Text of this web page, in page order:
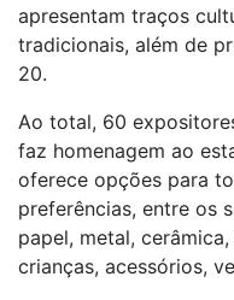
apresentam traços
tradicionais, além de
20.
Ao total, 60
faz homenagem ao
oferece opções para
preferências, entre os
papel, metal,
crianças, acessórios,